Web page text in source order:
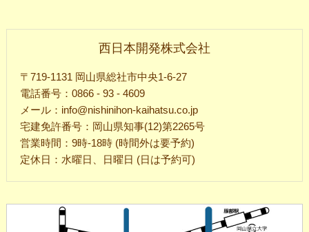
西日本開発株式会社
〒719-1131 岡山県総社市中央1-6-27
電話番号：0866 - 93 - 4609
メール：info@nishinihon-kaihatsu.co.jp
宅建免許番号：岡山県知事(12)第2265号
営業時間：9時-18時 (時間外は要予約)
定休日：水曜日、日曜日 (日は予約可)